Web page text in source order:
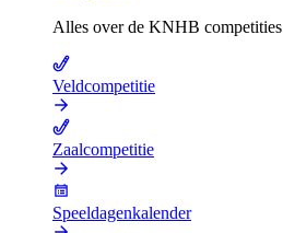
Alles over de KNHB competities
Veldcompetitie
Zaalcompetitie
Speeldagenkalender